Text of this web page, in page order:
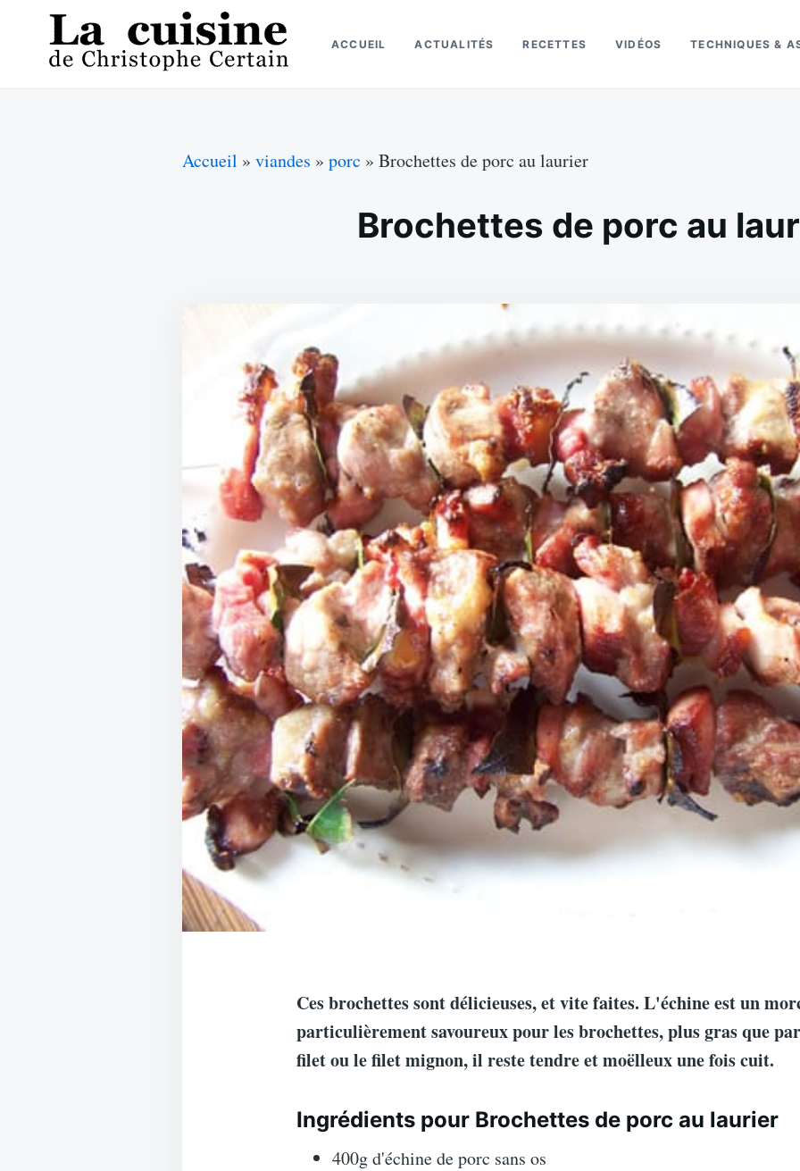
content
for:
ACCUEIL ACTUALITÉS RECETTES VIDÉOS TECHNIQUES &
Accueil » viandes » porc » Brochettes de porc au laurier
Brochettes de porc au
Ces brochettes sont délicieuses, et vite faites. L'échine est un
particulièrement savoureux pour les brochettes, plus gras que
filet ou le filet mignon, il reste tendre et moëlleux une fois cuit.
Ingrédients pour Brochettes de porc au laurier
400g d'échine de porc sans os